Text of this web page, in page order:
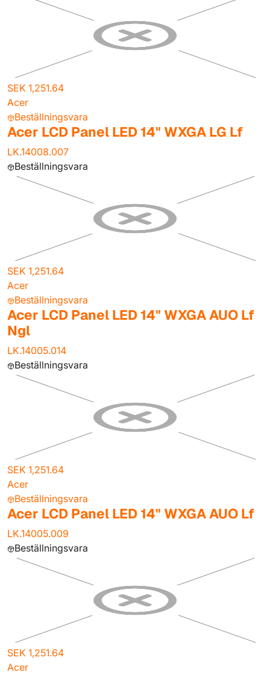
SEK 1,251.64
Acer
Beställningsvara
Acer LCD Panel LED 14" WXGA LG Lf
LK.14008.007
Beställningsvara
SEK 1,251.64
Acer
Beställningsvara
Acer LCD Panel LED 14" WXGA AUO Lf
Ngl
LK.14005.014
Beställningsvara
SEK 1,251.64
Acer
Beställningsvara
Acer LCD Panel LED 14" WXGA AUO Lf
LK.14005.009
Beställningsvara
SEK 1,251.64
Acer